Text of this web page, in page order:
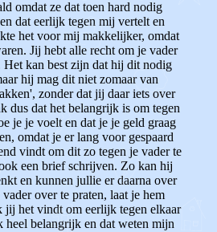
omdat ze dat toen hard nodig
dat eerlijk tegen mij vertelt en
het voor mij makkelijker, omdat
Jij hebt alle recht om je vader
Het kan best zijn dat hij dit nodig
hij mag dit niet zomaar van
zonder dat jij daar iets over
dus dat het belangrijk is om tegen
je je voelt en dat je je geld graag
omdat je er lang voor gespaard
vindt om dit zo tegen je vader te
een brief schrijven. Zo kan hij
en kunnen jullie er daarna over
over te praten, laat je hem
jij het vindt om eerlijk tegen elkaar
belangrijk en dat weten mijn